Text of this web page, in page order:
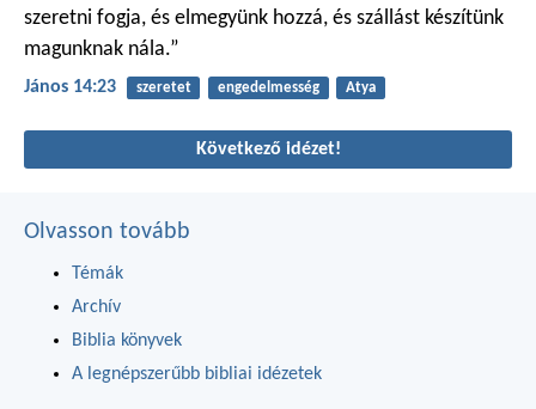
szeretni fogja, és elmegyünk hozzá, és szállást készítünk
magunknak nála.”
János 14:23 szeretet engedelmesség Atya
Következő idézet!
Olvasson tovább
Témák
Archív
Biblia könyvek
A legnépszerűbb bibliai idézetek